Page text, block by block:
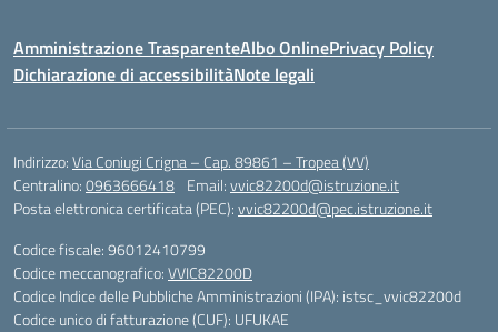
Amministrazione TrasparenteAlbo OnlinePrivacy Policy
Dichiarazione di accessibilitàNote legali
Indirizzo:Via Coniugi Crigna – Cap. 89861 – Tropea (VV)
Centralino:0963666418 Email:vvic82200d@istruzione.it
Posta elettronica certificata (PEC):vvic82200d@pec.istruzione.it
Codice fiscale: 96012410799
Codice meccanografico:VVIC82200D
Codice Indice delle Pubbliche Amministrazioni (IPA): istsc_vvic82200d
Codice unico di fatturazione (CUF): UFUKAE